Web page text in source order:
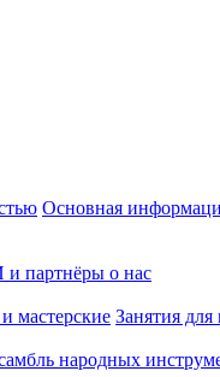
Основная
партнёры о нас
мастерские Занятия
народных